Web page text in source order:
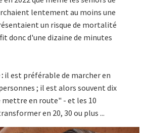
lentement au moins une
un risque de mortalité
donc d'une dizaine de minutes
il est préférable de marcher en
; il est alors souvent dix
mettre en route" - et les 10
en 20, 30 ou plus ...